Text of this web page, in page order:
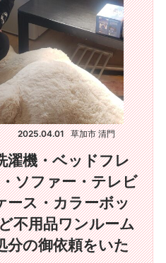
2025.04.01 草加市 清門
濯機・ベッドフレ
ソファー・テレビ
ース・カラーボッ
不用品ワンルーム
分の御依頼をいた